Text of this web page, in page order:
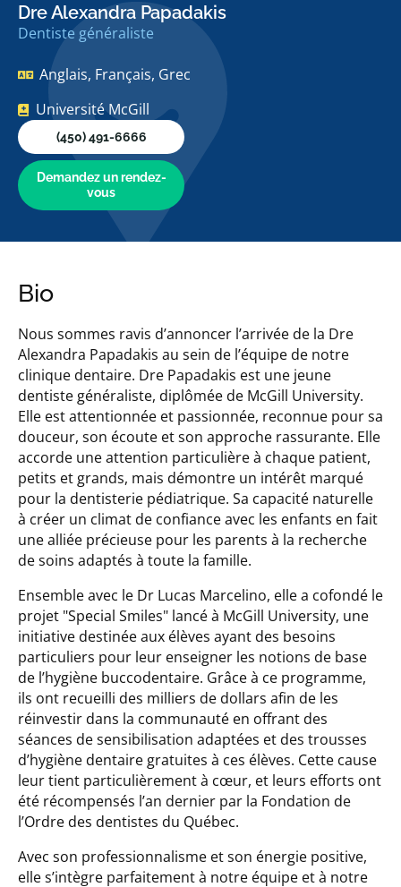
Dre Alexandra Papadakis
Dentiste généraliste
Anglais, Français, Grec
Université McGill
(450) 491-6666
Demandez un rendez-
vous
Bio
Nous sommes ravis d’annoncer l’arrivée de la Dre
Alexandra Papadakis au sein de l’équipe de notre
clinique dentaire. Dre Papadakis est une jeune
dentiste généraliste, diplômée de McGill University.
Elle est attentionnée et passionnée, reconnue pour sa
douceur, son écoute et son approche rassurante. Elle
accorde une attention particulière à chaque patient,
petits et grands, mais démontre un intérêt marqué
pour la dentisterie pédiatrique. Sa capacité naturelle
à créer un climat de confiance avec les enfants en fait
une alliée précieuse pour les parents à la recherche
de soins adaptés à toute la famille.
Ensemble avec le Dr Lucas Marcelino, elle a cofondé le
projet "Special Smiles" lancé à McGill University, une
initiative destinée aux élèves ayant des besoins
particuliers pour leur enseigner les notions de base
de l’hygiène buccodentaire. Grâce à ce programme,
ils ont recueilli des milliers de dollars afin de les
réinvestir dans la communauté en offrant des
séances de sensibilisation adaptées et des trousses
d’hygiène dentaire gratuites à ces élèves. Cette cause
leur tient particulièrement à cœur, et leurs efforts ont
été récompensés l’an dernier par la Fondation de
l’Ordre des dentistes du Québec.
Avec son professionnalisme et son énergie positive,
elle s’intègre parfaitement à notre équipe et à notre